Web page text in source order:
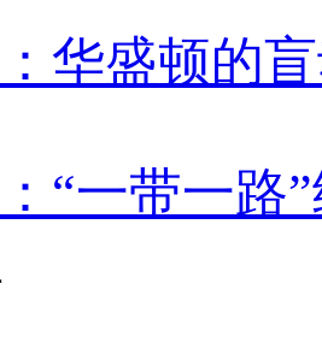
华盛顿的
“一带一路